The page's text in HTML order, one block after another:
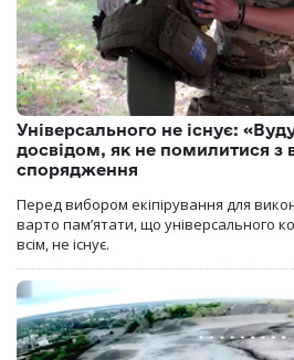
Універсального не існує:
досвідом, як не помилитися з
спорядження
Перед вибором екіпірування для
варто пам’ятати, що універсального
всім, не існує.